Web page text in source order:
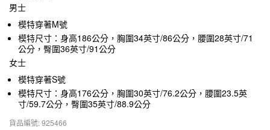
男士
模特穿著M號
模特尺寸：身高186公分，胸圍34英寸/86公分，腰圍28英寸/71
公分，臀圍36英寸/91公分
女士
模特穿著S號
模特尺寸：身高176公分，胸圍30英寸/76.2公分，腰圍23.5英
寸/59.7公分，臀圍35英寸/88.9公分
貨品編號: 925466